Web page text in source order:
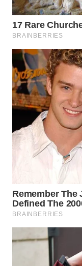
SUMEDANG
WN
CIANJUR
WN
KEPULAUAN
SERIBU
WN
TANGERANG
WN
CIREBON
WN
INDRAMAYU